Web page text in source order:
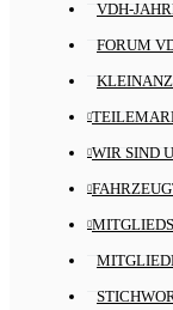
VDH-
FORUM
WIR SIND